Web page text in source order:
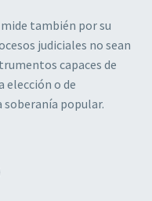
también por su
judiciales no sean
capaces de
elección o de
popular.